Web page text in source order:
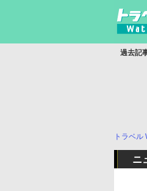
過去記
トラベル
ニ